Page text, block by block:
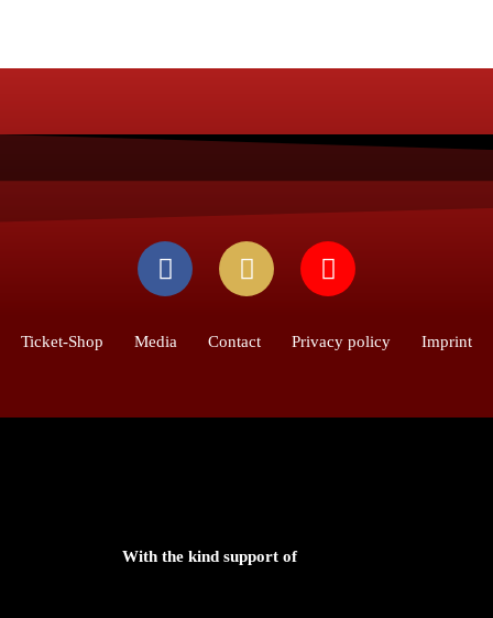
Ticket-Shop Media Contact Privacy policy Imprint
With the kind support of